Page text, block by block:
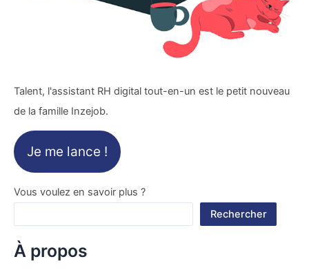
Talent, l'assistant RH digital tout-en-un est le petit nouveau
de la famille Inzejob.
Je me lance !
Vous voulez en savoir plus ?
Rechercher
À propos